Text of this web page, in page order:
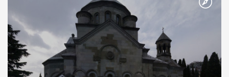
А потім було Хрещення Русі. На честь Херсонесу Таврійського